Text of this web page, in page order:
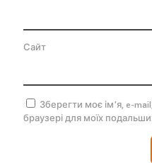
Сайт
Зберегти моє ім'я, e-
браузері для моїх